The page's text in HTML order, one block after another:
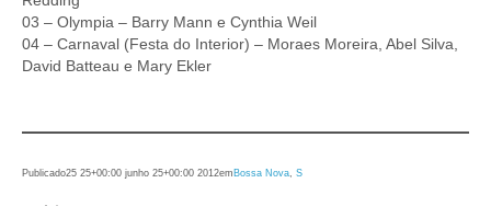
03 – Olympia – Barry Mann e Cynthia Weil
04 – Carnaval (Festa do Interior) – Moraes Moreira, Abel Silva,
David Batteau e Mary Ekler
Publicado25 25+00:00 junho 25+00:00 2012em Bossa Nova S